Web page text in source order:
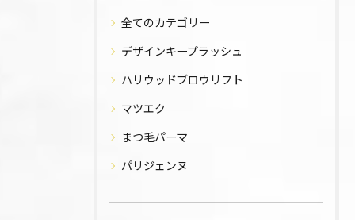
全てのカテゴリー
デザインキープラッシュ
ハリウッドブロウリフト
マツエク
まつ毛パーマ
パリジェンヌ